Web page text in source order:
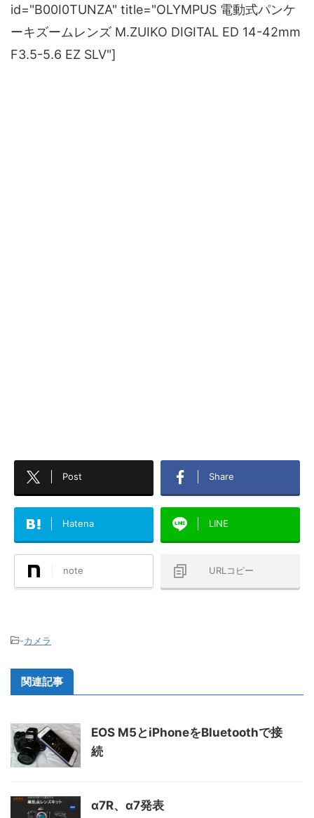
id="B00I0TUNZA" title="OLYMPUS 電動式パンケ
ーキズームレンズ M.ZUIKO DIGITAL ED 14-42mm
F3.5-5.6 EZ SLV"]
Post Share
Hatena LINE
note URLコピー
-カメラ
関連記事
EOS M5とiPhoneをBluetoothで接
続
α7R、α7発表